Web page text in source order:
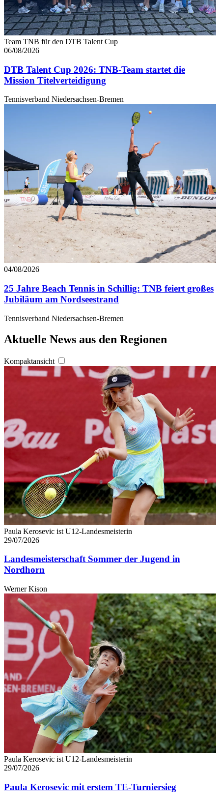
Team TNB für den DTB Talent Cup
06/08/2026
DTB Talent Cup 2026: TNB-Team startet die
Mission Titelverteidigung
Tennisverband Niedersachsen-Bremen
04/08/2026
25 Jahre Beach Tennis in Schillig: TNB feiert großes
Jubiläum am Nordseestrand
Tennisverband Niedersachsen-Bremen
Aktuelle News aus den Regionen
Kompaktansicht
Paula Kerosevic ist U12-Landesmeisterin
29/07/2026
Landesmeisterschaft Sommer der Jugend in
Nordhorn
Werner Kison
Paula Kerosevic ist U12-Landesmeisterin
29/07/2026
Paula Kerosevic mit erstem TE-Turniersieg